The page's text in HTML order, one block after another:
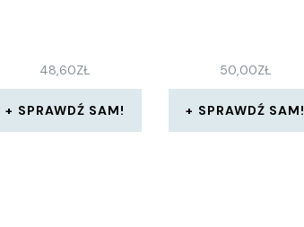
48,60ZŁ
SPRAWDŹ SAM!
50,00ZŁ
SPRAWDŹ SAM!